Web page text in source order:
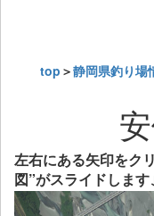
top ＞静岡県釣り場
左右にある矢印をク
図”がスライドします
Previous